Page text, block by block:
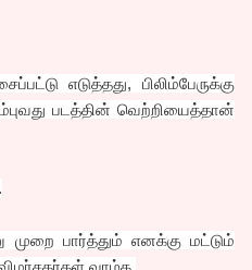
எடுத்தது, பிலிம்பேருக்கு
படத்தின் வெற்றியைத்தான்
முறை பார்த்தும் எனக்கு மட்டும்
வாழ்க.